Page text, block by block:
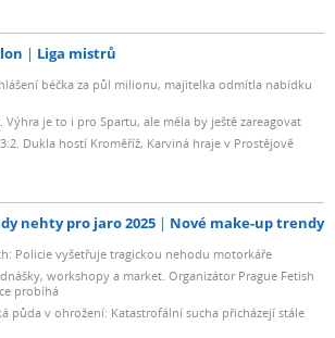
Liga mistrů
béčka za půl milionu, majitelka odmítla nabídku
Výhra je to i pro Spartu, ale měla by ještě zareagovat
Dukla hostí Kroměříž, Karviná hraje v Prostějově
nehty pro jaro 2025 Nové make-up trendy
Policie vyšetřuje tragickou nehodu motorkáře
workshopy a market. Organizátor Prague Fetish
probíhá
půda v ohrožení: Katastrofální sucha přicházejí stále